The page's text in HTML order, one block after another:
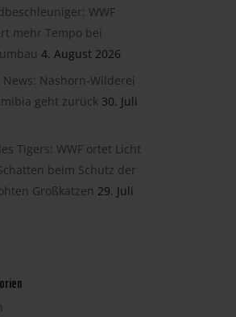
WWF
mehr Tempo bei
4. August 2026
News: Nashorn-Wilderei
geht zurück 30. Juli
Tigers: WWF ortet Licht
beim Schutz der
Großkatzen 29. Juli